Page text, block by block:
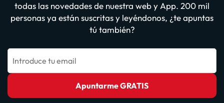
todas las novedades de nuestra web y App. 200 mil
personas ya están suscritas y leyéndonos, ¿te apuntas
tú también?
Introduce tu email
Apuntarme GRATIS